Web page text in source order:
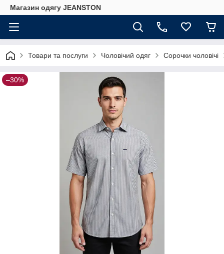
Магазин одягу JEANSTON
Товари та послуги Чоловічий одяг Сорочки чоловічі
–30%